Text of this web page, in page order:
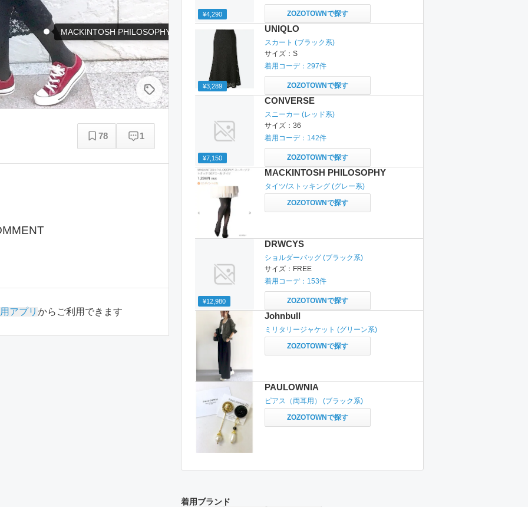
MACKINTOSH PHILOSOPHY
78 1
アプリ からご利用できます
¥4,290 ZOZOTOWNで探す
¥3,289
UNIQLO
スカート (ブラック系)
サイズ： S
着用コーデ： 297件
ZOZOTOWNで探す
¥7,150
CONVERSE
スニーカー (レッド系)
サイズ： 36
着用コーデ： 142件
ZOZOTOWNで探す
MACKINTOSH PHILOSOPHY
タイツ/ストッキング (グレー系)
ZOZOTOWNで探す
¥12,980
DRWCYS
ショルダーバッグ (ブラック系)
サイズ： FREE
着用コーデ： 153件
ZOZOTOWNで探す
Johnbull
ミリタリージャケット (グリーン系)
ZOZOTOWNで探す
PAULOWNIA
ピアス（両耳用）
(ブラック系)
ZOZOTOWNで探す
着用ブランド